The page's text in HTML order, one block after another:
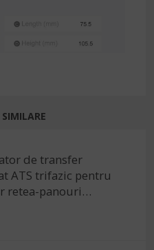
de transfer
ATS trifazic pentru
retea-panouri